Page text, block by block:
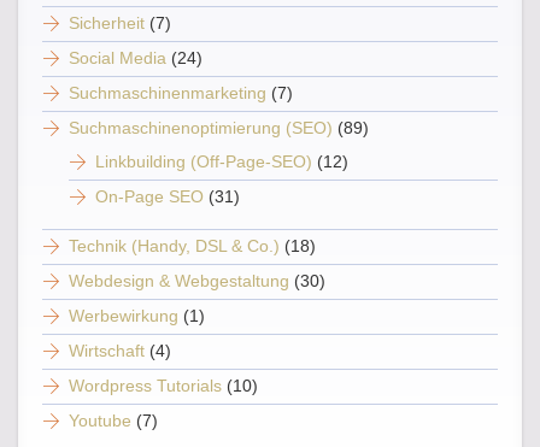
Sicherheit (7)
Social Media (24)
Suchmaschinenmarketing (7)
Suchmaschinenoptimierung (SEO) (89)
Linkbuilding (Off-Page-SEO) (12)
On-Page SEO (31)
Technik (Handy, DSL & Co.) (18)
Webdesign & Webgestaltung (30)
Werbewirkung (1)
Wirtschaft (4)
Wordpress Tutorials (10)
Youtube (7)